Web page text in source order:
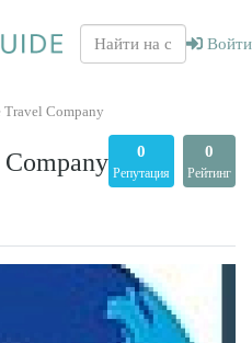
Войти
Travel Company
0
Репутация
0
Рейтинг